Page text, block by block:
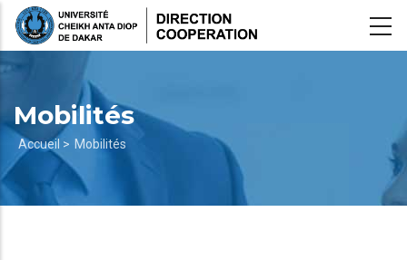
Aller
Mobilités
Fil
d'Ariane
Accueil > Mobilités